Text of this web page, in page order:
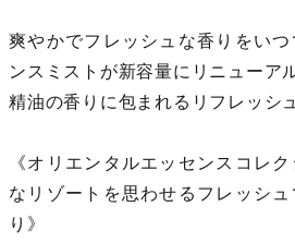
爽やかでフレッシュな香りをい
ンスミストが新容量にリニューアル
精油の香りに包まれるリフレッシ
《オリエンタルエッセンスコレ
なリゾートを思わせるフレッシ
り》